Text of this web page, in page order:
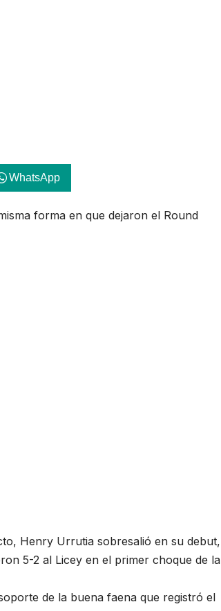
WhatsApp
forma en que dejaron el Round
Henry Urrutia sobresalió en su debut,
5-2 al Licey en el primer choque de la
de la buena faena que registró el